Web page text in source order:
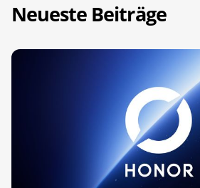
Neueste Beiträge